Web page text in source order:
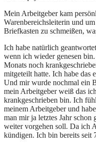
Mein Arbeitgeber kam
Warenbereichsleiterin und
Briefkasten zu schmeißen,
Ich habe natürlich
wenn ich wieder genesen
Monats noch
mitgeteilt hatte. Ich habe das
Und mir wurde nochmal ein
mein Arbeitgeber weiß das
krankgeschrieben bin. Ich
meinem Arbeitgeber und
man mir ja letztes Jahr
weiter vorgehen soll. Da ich
kündigen. Ich bin bereits seit